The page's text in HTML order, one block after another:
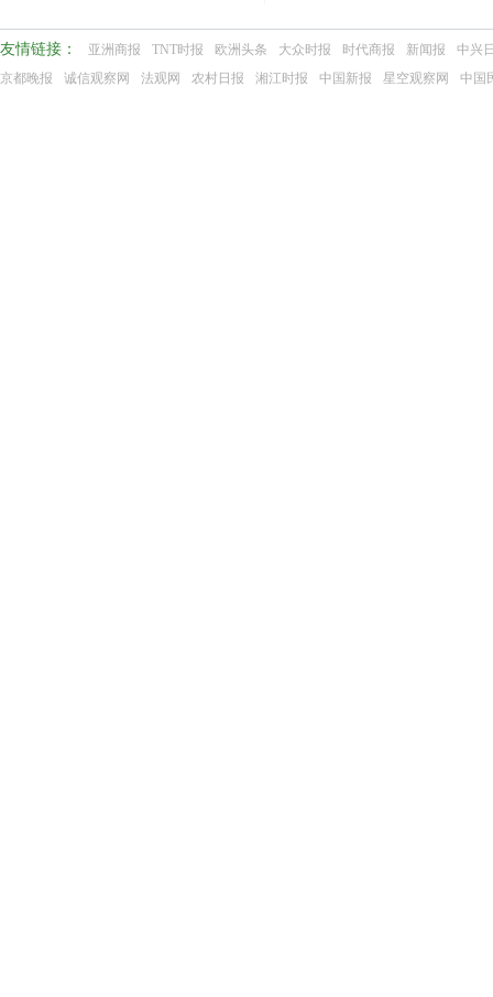
友情链接： 亚洲商报 TNT时报 欧洲头条 大众时报 时代商报 新闻报
中兴
京都晚报
诚信观察网 法观网 农村日报 湘江时报 中国新报 星空观察网 中国